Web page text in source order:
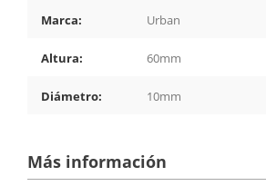
Marca: Urban
Altura: 60mm
Diámetro: 10mm
Más información